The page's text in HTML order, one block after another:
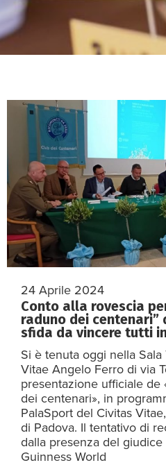
24 Aprile 2024
Conto alla rovescia
raduno dei centenari”
sfida da vincere tutti
Si è tenuta oggi nella Sala
Vitae Angelo Ferro di via
presentazione ufficiale de
dei centenari», in
PalaSport del Civitas
di Padova. Il tentativo di
dalla presenza del
Guinness World